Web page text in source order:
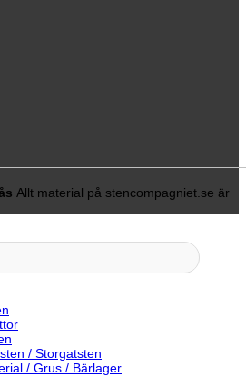
Allt material på stencompagniet.se är
/ Storgatsten
/ Grus / Bärlager